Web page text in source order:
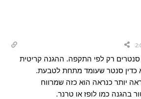
רק לפי התקפה. ההגנה קריטית
כדין סנטר שעומד מתחת לטבעת.
יותר כנראה הוא כזה שמרווח
בהגנה כמו לופז או טרנר.